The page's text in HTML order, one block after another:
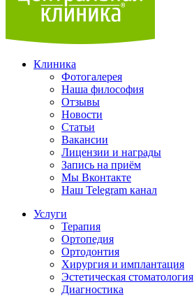
Клиника
Фотогалерея
Наша философия
Отзывы
Новости
Статьи
Вакансии
Лицензии и награды
Запись на приём
Мы Вконтакте
Наш Telegram канал
Услуги
Терапия
Ортопедия
Ортодонтия
Хирургия и имплантация
Эстетическая стоматология
Диагностика